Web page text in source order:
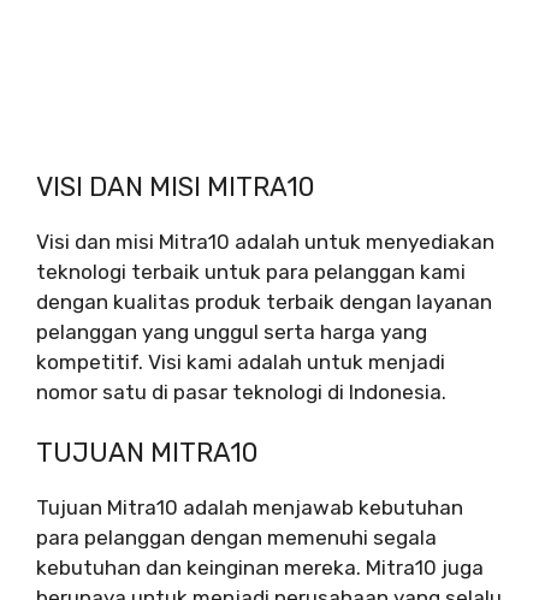
VISI DAN MISI MITRA10
Visi dan misi Mitra10 adalah untuk menyediakan
teknologi terbaik untuk para pelanggan kami
dengan kualitas produk terbaik dengan layanan
pelanggan yang unggul serta harga yang
kompetitif. Visi kami adalah untuk menjadi
nomor satu di pasar teknologi di Indonesia.
TUJUAN MITRA10
Tujuan Mitra10 adalah menjawab kebutuhan
para pelanggan dengan memenuhi segala
kebutuhan dan keinginan mereka. Mitra10 juga